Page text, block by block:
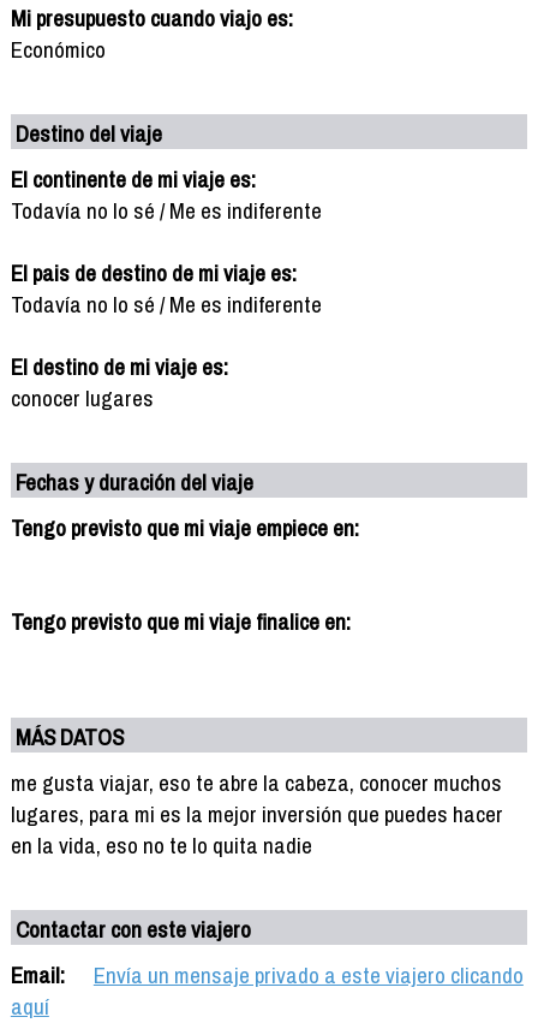
Mi presupuesto cuando viajo es:
Económico
Destino del viaje
El continente de mi viaje es:
Todavía no lo sé / Me es indiferente
El pais de destino de mi viaje es:
Todavía no lo sé / Me es indiferente
El destino de mi viaje es:
conocer lugares
Fechas y duración del viaje
Tengo previsto que mi viaje empiece en:
Tengo previsto que mi viaje finalice en:
MÁS DATOS
me gusta viajar, eso te abre la cabeza, conocer muchos
lugares, para mi es la mejor inversión que puedes hacer
en la vida, eso no te lo quita nadie
Contactar con este viajero
Email:
Envía un mensaje privado a este viajero clicando
aquí